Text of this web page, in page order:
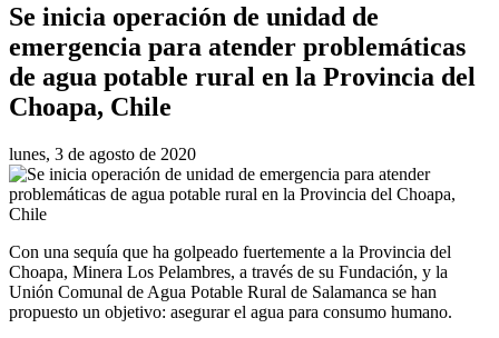
Se inicia operación de unidad de
emergencia para atender problemáticas
de agua potable rural en la Provincia del
Choapa, Chile
lunes, 3 de agosto de 2020
Con una sequía que ha golpeado fuertemente a la Provincia del
Choapa, Minera Los Pelambres, a través de su Fundación, y la
Unión Comunal de Agua Potable Rural de Salamanca se han
propuesto un objetivo: asegurar el agua para consumo humano.